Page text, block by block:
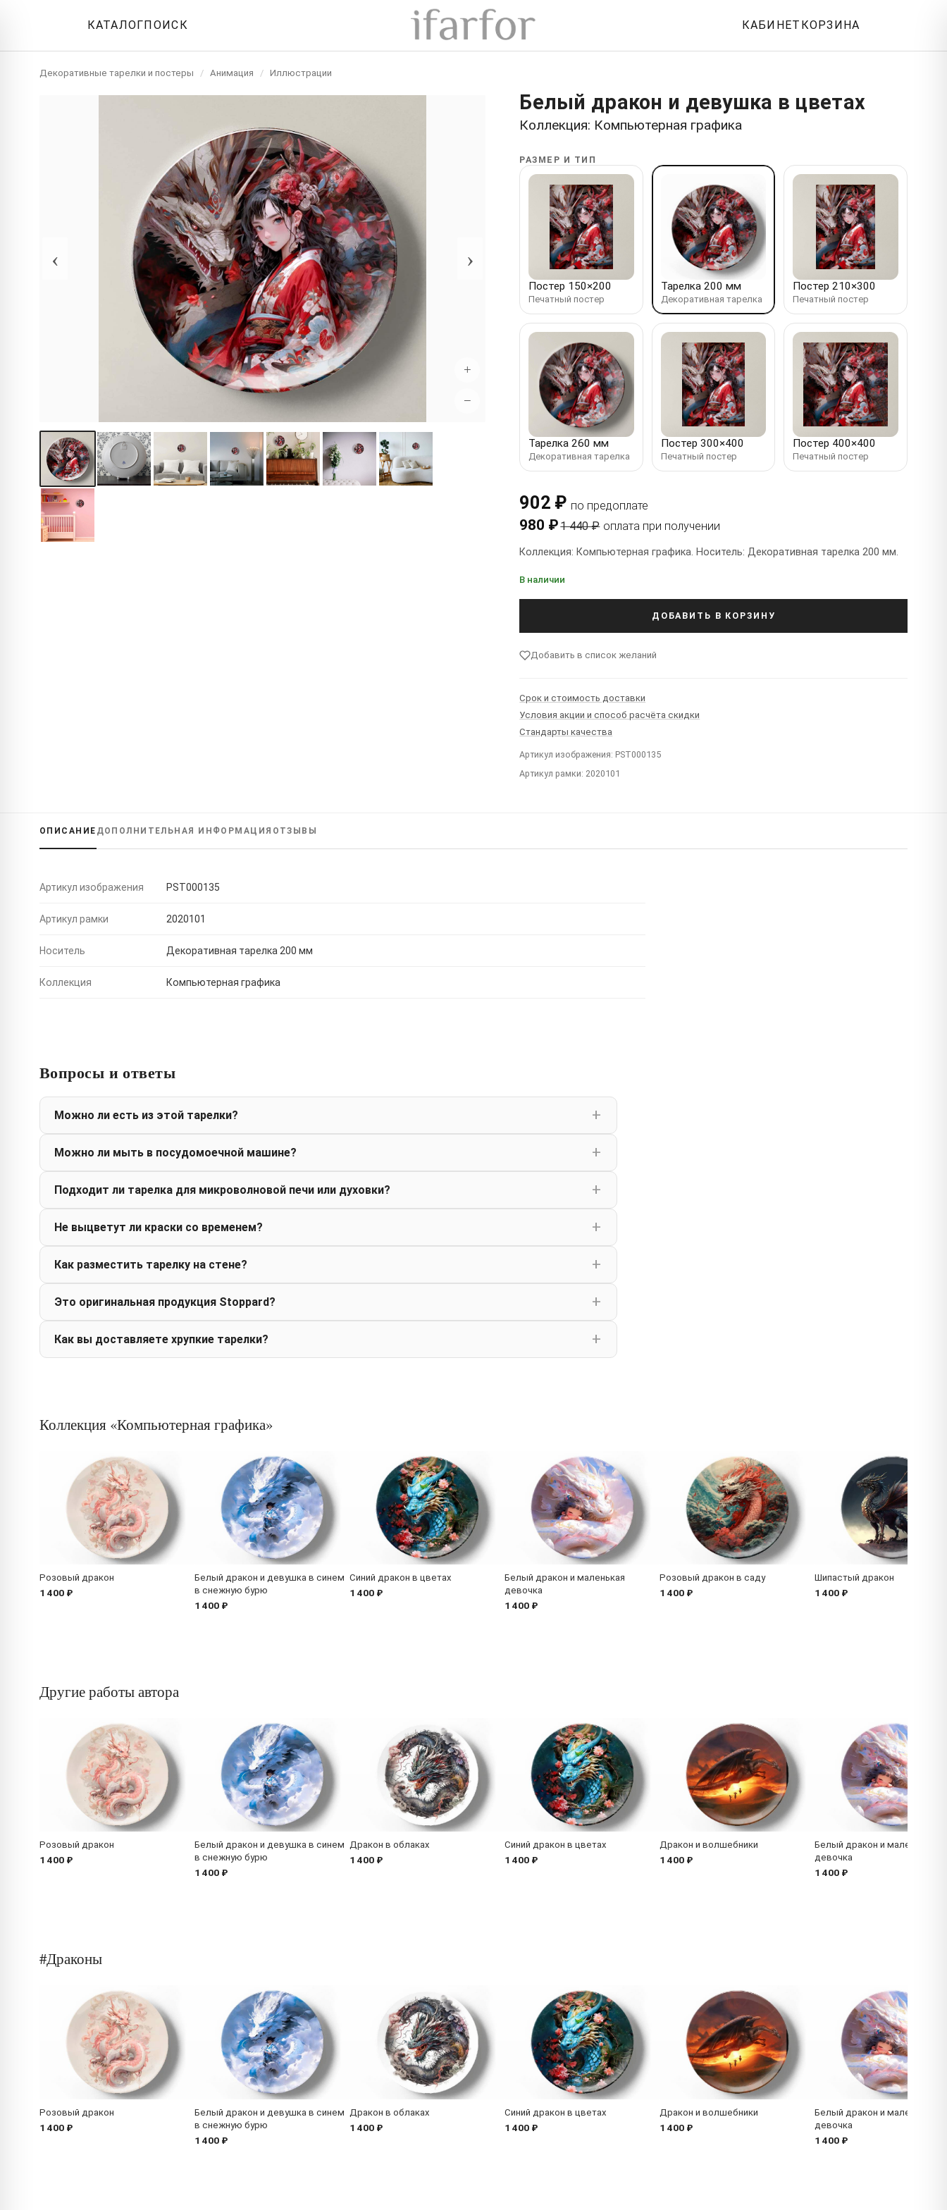
КАТАЛОГПОИСК КАБИНЕТ КОРЗИНА
Декоративные тарелки и постеры / Анимация / Иллюстрации
‹ ›
+
−
Белый дракон и девушка в цветах
Коллекция: Компьютерная графика
РАЗМЕР И ТИП
Постер 150×200
Печатный постер
Тарелка 200 мм
Декоративная тарелка
Постер 210×300
Печатный постер
Тарелка 260 мм
Декоративная тарелка
Постер 300×400
Печатный постер
Постер 400×400
Печатный постер
902 ₽ по предоплате
980 ₽1 440 ₽ оплата при получении
Коллекция: Компьютерная графика. Носитель: Декоративная тарелка 200 мм.
В наличии
ДОБАВИТЬ В КОРЗИНУ
Добавить в список желаний
Срок и стоимость доставки
Условия акции и способ расчёта скидки
Стандарты качества
Артикул изображения: PST000135
Артикул рамки: 2020101
ОПИСАНИЕ ДОПОЛНИТЕЛЬНАЯ ИНФОРМАЦИЯ ОТЗЫВЫ
Артикул изображения PST000135
Артикул рамки 2020101
Носитель Декоративная тарелка 200 мм
Коллекция Компьютерная графика
Вопросы и ответы
Можно ли есть из этой тарелки?
Можно ли мыть в посудомоечной машине?
Подходит ли тарелка для микроволновой печи или духовки?
Не выцветут ли краски со временем?
Как разместить тарелку на стене?
Это оригинальная продукция Stoppard?
Как вы доставляете хрупкие тарелки?
Коллекция «Компьютерная графика»
Розовый дракон
1 400 ₽
Белый дракон и девушка в синем
в снежную бурю
1 400 ₽
Синий дракон в цветах
1 400 ₽
Белый дракон и маленькая
девочка
1 400 ₽
Розовый дракон в саду
1 400 ₽
Шипастый дракон
1 400 ₽
Другие работы автора
Розовый дракон
1 400 ₽
Белый дракон и девушка в синем
в снежную бурю
1 400 ₽
Дракон в облаках
1 400 ₽
Синий дракон в цветах
1 400 ₽
Дракон и волшебники
1 400 ₽
Белый дракон и маленькая
девочка
1 400 ₽
#Драконы
Розовый дракон
1 400 ₽
Белый дракон и девушка в синем
в снежную бурю
1 400 ₽
Дракон в облаках
1 400 ₽
Синий дракон в цветах
1 400 ₽
Дракон и волшебники
1 400 ₽
Белый дракон и маленькая
девочка
1 400 ₽